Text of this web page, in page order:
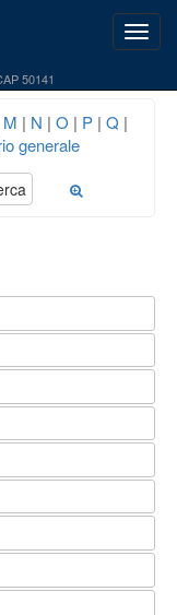
50141
M | N | O | P | Q |
generale